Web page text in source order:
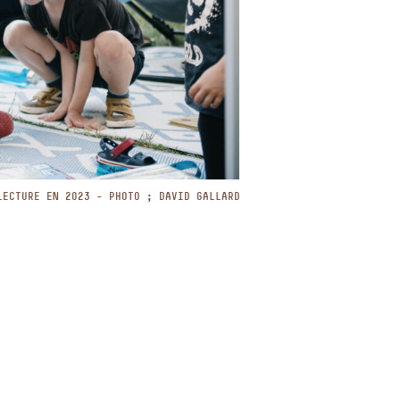
EN 2023 - PHOTO ; DAVID GALLARD